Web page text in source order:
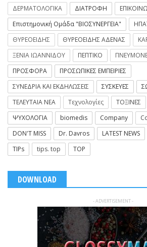
ΔΕΡΜΑΤΟΛΟΓΙΚΑ
ΔΙΑΤΡΟΦΗ
Επιστημονική Ομάδα "ΒΙΟΣΥΝΕΡΓΕΙΑ"
ΘΥΡΕΟΕΙΔΗΣ
ΘΥΡΕΟΕΙΔΗΣ ΑΔΕΝΑΣ
ΞΕΝΙΑ ΙΩΑΝΝΙΔΟΥ
ΠΕΠΤΙΚΟ
ΠΡΟΣΦΟΡΑ
ΠΡΟΣΩΠΙΚΕΣ ΕΜΠΕΙΡΙΕΣ
ΣΥΝΕΔΡΙΑ ΚΑΙ ΕΚΔΗΛΩΣΕΙΣ
ΣΥΣΚΕΥΕΣ
ΤΕΛΕΥΤΑΙΑ ΝΕΑ
Τεχνολογίες ΤΟΞΙΝΕΣ
ΨΥΧΟΛΟΓΙΑ
biomedis Company
DON'T MISS
Dr. Davros LATEST NEWS
TIPs
tips. top TOP
DOWNLOAD
- ADVERTISEMENT -